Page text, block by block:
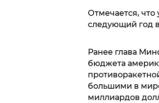
Отмечается,
следующий год
Ранее глава
бюджета
большими в
миллиардов